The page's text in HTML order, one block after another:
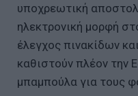
υποχρεωτική
ηλεκτρονική μορφή
έλεγχος πινακίδων
καθιστούν πλέον την
μπαμπούλα για τους